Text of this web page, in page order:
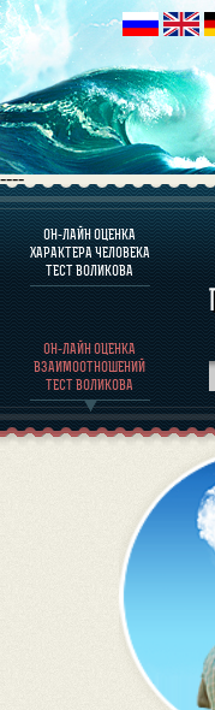
----
ОН-ЛАЙН ОЦЕНКА
ХАРАКТЕРА ЧЕЛОВЕКА
ТЕСТ ВОЛИКОВА
ОН-ЛАЙН ОЦЕНКА
ВЗАИМООТНОШЕНИЙ
ТЕСТ ВОЛИКОВА
ОЦЕНКА